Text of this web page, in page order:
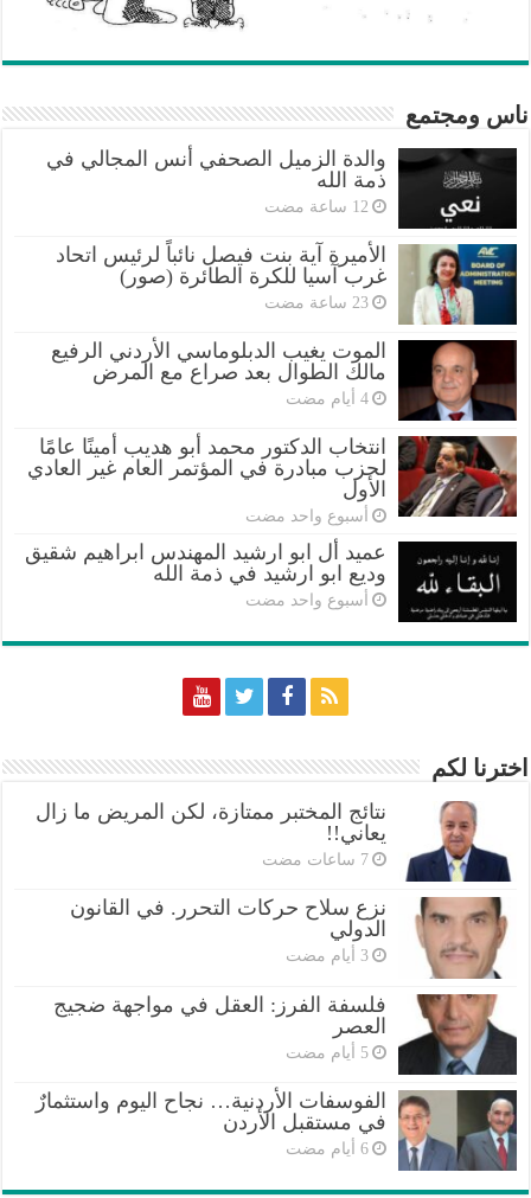
ناس ومجتمع
والدة الزميل الصحفي أنس المجالي في
ذمة الله
الأميرة آية بنت فيصل نائباً لرئيس اتحاد
غرب آسيا للكرة الطائرة (صور)
‏23 ساعة مضت
الموت يغيب الدبلوماسي الأردني الرفيع
مالك الطوال بعد صراع مع المرض
‏4 أيام مضت
انتخاب الدكتور محمد أبو هديب أمينًا عامًا
لحزب مبادرة في المؤتمر العام غير العادي
الأول
‏أسبوع واحد مضت
عميد أل ابو ارشيد المهندس ابراهيم شقيق
وديع ابو ارشيد في ذمة الله
‏أسبوع واحد مضت
اخترنا لكم
نتائج المختبر ممتازة، لكن المريض ما زال
يعاني!!
‏7 ساعات مضت
نزع سلاح حركات التحرر. في القانون
الدولي
‏3 أيام مضت
فلسفة الفرز: العقل في مواجهة ضجيج
العصر
‏5 أيام مضت
الفوسفات الأردنية… نجاح اليوم واستثمارٌ
في مستقبل الأردن
‏6 أيام مضت